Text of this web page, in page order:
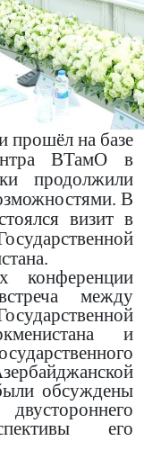
прошёл на базе
ВТамО в
продолжили
В
визит в
конференции
между
и
обсуждены
его